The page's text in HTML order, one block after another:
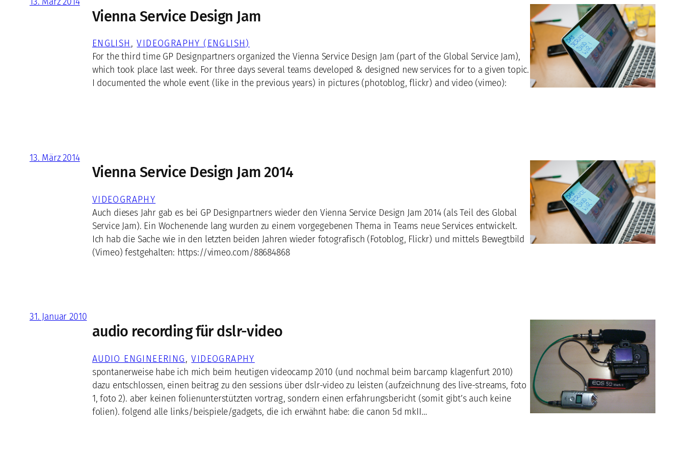
Vienna Service Design Jam
ENGLISH , VIDEOGRAPHY (ENGLISH)
For the third time GP Designpartners organized the Vienna Service Design Jam (part of the Global Service Jam),
which took place last week. For three days several teams developed & designed new services for to a given topic.
I documented the whole event (like in the previous years) in pictures (photoblog, flickr) and video (vimeo):
13. März 2014
Vienna Service Design Jam 2014
VIDEOGRAPHY
Auch dieses Jahr gab es bei GP Designpartners wieder den Vienna Service Design Jam 2014 (als Teil des Global
Service Jam). Ein Wochenende lang wurden zu einem vorgegebenen Thema in Teams neue Services entwickelt.
Ich hab die Sache wie in den letzten beiden Jahren wieder fotografisch (Fotoblog, Flickr) und mittels Bewegtbild
(Vimeo) festgehalten: https://vimeo.com/88684868
31. Januar 2010
audio recording für dslr-video
AUDIO ENGINEERING, VIDEOGRAPHY
spontanerweise habe ich mich beim heutigen videocamp 2010 (und nochmal beim barcamp klagenfurt 2010)
dazu entschlossen, einen beitrag zu den sessions über dslr-video zu leisten (aufzeichnung des live-streams, foto
1, foto 2). aber keinen folienunterstützten vortrag, sondern einen erfahrungsbericht (somit gibt’s auch keine
folien). folgend alle links/beispiele/gadgets, die ich erwähnt habe: die canon 5d mkII…